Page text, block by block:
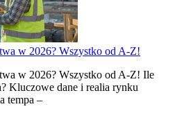
w 2026? Wszystko od A-Z!
w 2026? Wszystko od A-Z! Ile
Kluczowe dane i realia rynku
tempa –